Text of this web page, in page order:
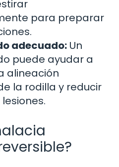
para preparar
adecuado: Un
puede ayudar a
alineación
la rodilla y reducir